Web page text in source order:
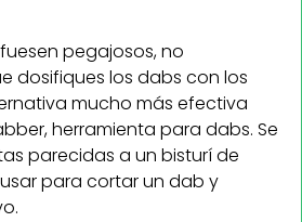
pegajosos, no
dosifiques los dabs con los
mucho más efectiva
herramienta para dabs. Se
parecidas a un bisturí de
para cortar un dab y